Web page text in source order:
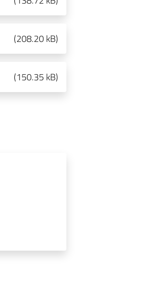
(208.20 kB)
(150.35 kB)